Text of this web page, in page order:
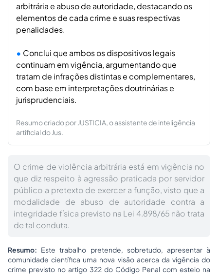
arbitrária e abuso de autoridade, destacando os
elementos de cada crime e suas respectivas
penalidades.
Conclui que ambos os dispositivos legais
continuam em vigência, argumentando que
tratam de infrações distintas e complementares,
com base em interpretações doutrinárias e
jurisprudenciais.
Resumo criado por JUSTICIA, o assistente de inteligência
artificial do Jus.
O crime de violência arbitrária está em vigência no
que diz respeito à agressão praticada por servidor
público a pretexto de exercer a função, visto que a
modalidade de abuso de autoridade contra a
integridade física previsto na Lei 4.898/65 não trata
de tal conduta.
Resumo: Este trabalho pretende, sobretudo, apresentar à
comunidade científica uma nova visão acerca da vigência do
crime previsto no artigo 322 do Código Penal com esteio na